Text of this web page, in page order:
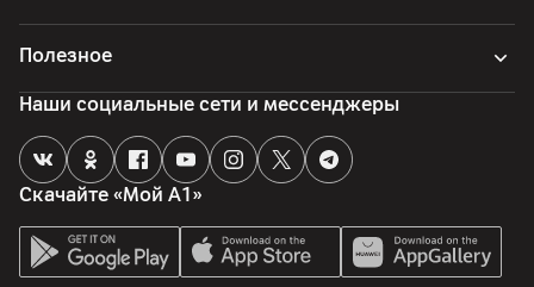
Полезное
Скачайте «Мой А1»
Наши социальные сети и мессенджеры